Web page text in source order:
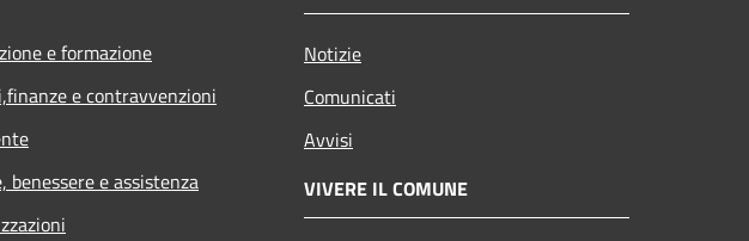
e formazione
e contravvenzioni
benessere e assistenza
Notizie
Comunicati
Avvisi
VIVERE IL COMUNE